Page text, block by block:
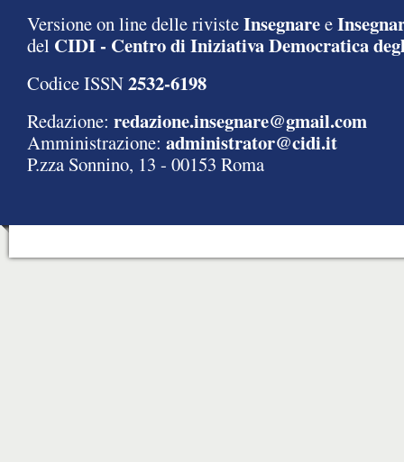
Versione on line delle rivisteInsegnaree
del CIDI - Centro di Iniziativa Democratica
Codice ISSN2532-6198
Redazione: redazione.insegnare@gmail.com
Amministrazione: administrator@cidi.it
P.zza Sonnino, 13 - 00153 Roma